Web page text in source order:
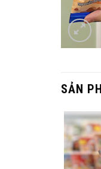
SẢN